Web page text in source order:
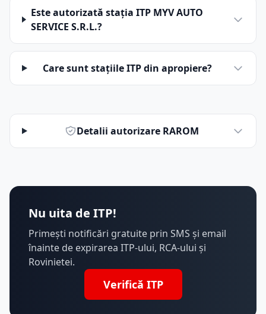
Este autorizată stația ITP MYV AUTO
SERVICE S.R.L.?
Care sunt stațiile ITP din apropiere?
Detalii autorizare RAROM
Nu uita de ITP!
Primești notificări gratuite prin SMS și email
înainte de expirarea ITP-ului, RCA-ului și
Rovinietei.
Verifică ITP